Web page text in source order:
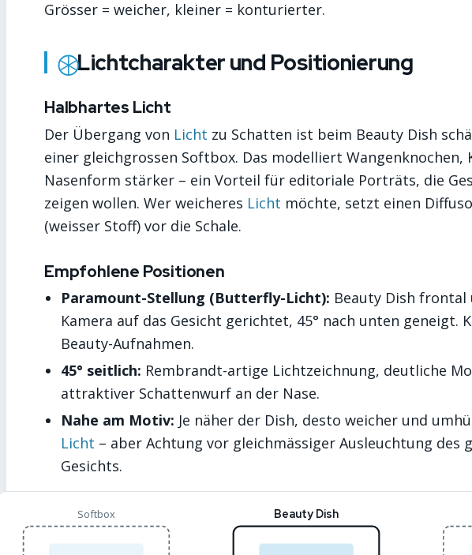
Grösser = weicher, kleiner = konturierter.
Lichtcharakter und Positionierung
Halbhartes Licht
Der Übergang von Licht zu Schatten ist beim Beauty Dish
einer gleichgrossen Softbox. Das modelliert Wangenknochen,
Nasenform stärker – ein Vorteil für editoriale Porträts, die
zeigen wollen. Wer weicheres Licht möchte, setzt einen
(weisser Stoff) vor die Schale.
Empfohlene Positionen
Paramount-Stellung (Butterfly-Licht): Beauty Dish frontal
Kamera auf das Gesicht gerichtet, 45° nach unten geneigt.
Beauty-Aufnahmen.
45° seitlich: Rembrandt-artige Lichtzeichnung, deutliche
attraktiver Schattenwurf an der Nase.
Nahe am Motiv: Je näher der Dish, desto weicher und
Licht – aber Achtung vor gleichmässiger Ausleuchtung des
Gesichts.
Softbox Beauty Dish